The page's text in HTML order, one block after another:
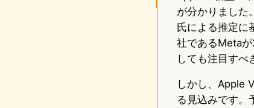
が分かりました
氏による推定に
社であるMeta
しても注目すべ
しかし、Apple
る見込みです。